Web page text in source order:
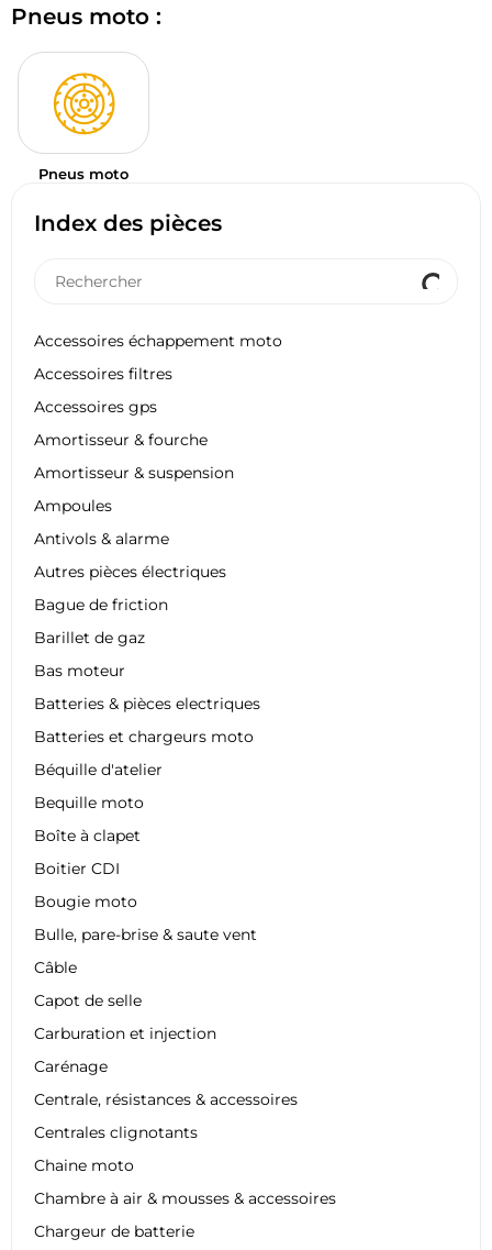
Index des pièces
Accessoires échappement moto
Accessoires filtres
Accessoires gps
Amortisseur & fourche
Amortisseur & suspension
Ampoules
Antivols & alarme
Autres pièces électriques
Bague de friction
Barillet de gaz
Bas moteur
Batteries & pièces electriques
Batteries et chargeurs moto
Béquille d'atelier
Bequille moto
Boîte à clapet
Boitier CDI
Bougie moto
Bulle, pare-brise & saute vent
Câble
Capot de selle
Carburation et injection
Carénage
Centrale, résistances & accessoires
Centrales clignotants
Chaine moto
Chambre à air & mousses & accessoires
Chargeur de batterie
Pneus moto :
Pneus moto